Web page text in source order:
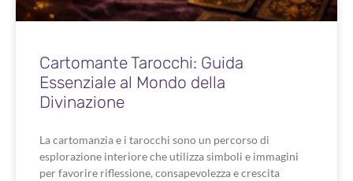
Cartomante Tarocchi: Guida
Essenziale al Mondo della
Divinazione
La cartomanzia e i tarocchi sono un percorso di
esplorazione interiore che utilizza simboli e immagini
per favorire riflessione, consapevolezza e crescita